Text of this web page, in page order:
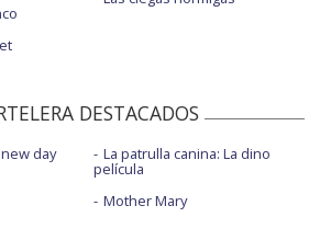
DESTACADOS
day
La patrulla canina: La dino
película
Mother Mary